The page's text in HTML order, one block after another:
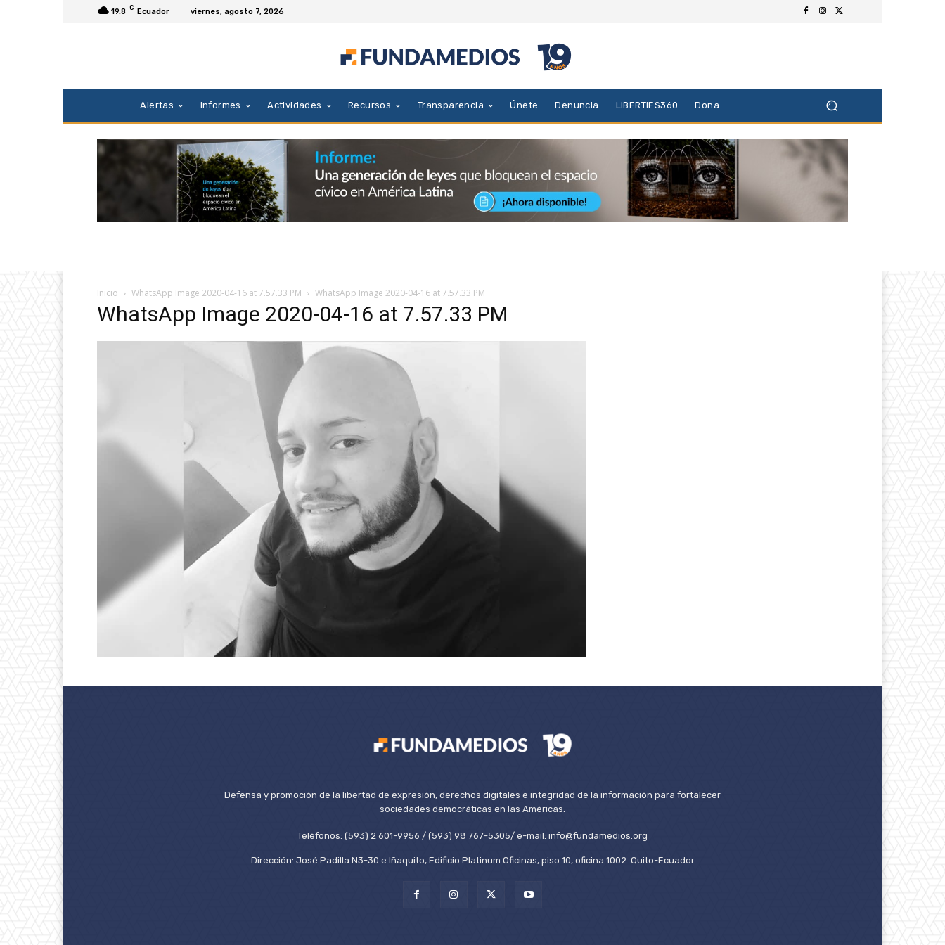
19.8 C Ecuador viernes, agosto 7, 2026
Alertas Informes Actividades Recursos Transparencia Únete Denuncia LIBERTIES360 Dona
Inicio WhatsApp Image 2020-04-16 at 7.57.33 PM WhatsApp Image 2020-04-16 at 7.57.33 PM
WhatsApp Image 2020-04-16 at 7.57.33 PM
Defensa y promoción de la libertad de expresión, derechos digitales e integridad de la información para fortalecer
sociedades democráticas en las Américas.
Teléfonos: (593) 2 601-9956 / (593) 98 767-5305/ e-mail: info@fundamedios.org
Dirección: José Padilla N3-30 e Iñaquito, Edificio Platinum Oficinas, piso 10, oficina 1002. Quito-Ecuador